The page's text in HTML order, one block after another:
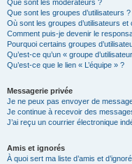
Que sont les modérateurs ?
Que sont les groupes d’utilisateurs ?
Où sont les groupes d’utilisateurs
Comment puis-je devenir le
Pourquoi certains groupes
Qu’est-ce qu’un « groupe
Qu’est-ce que le lien « L’équipe » ?
Messagerie privée
Je ne peux pas envoyer de
Je continue à recevoir des
J’ai reçu un courrier électronique
Amis et ignorés
À quoi sert ma liste d’amis et